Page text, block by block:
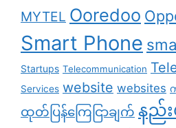
MYTEL Ooredoo
Smart Phone
Startups Telecommunication
Services website websites
ထုတ်ပြန်ကြေငြာချက် နည်